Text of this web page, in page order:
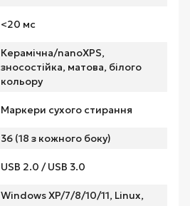
<20 мс
Керамічна/nanoXPS,
зносостійка, матова, білого
кольору
Маркери сухого стирання
36 (18 з кожного боку)
USB 2.0 / USB 3.0
Windows XP/7/8/10/11, Linux,